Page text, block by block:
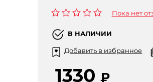
0
из
5
Пока нет
В НАЛИЧИИ
Добавить в избранное
1330 ₽